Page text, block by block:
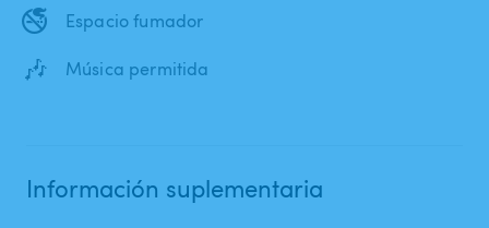
🚭 Espacio fumador
🎶 Música permitida
Información suplementaria